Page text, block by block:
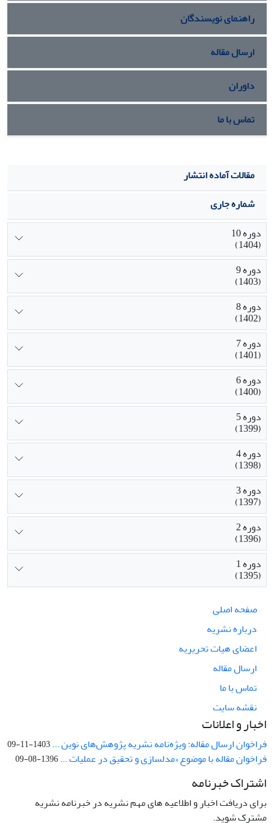
شود.
راهنمای نویسندگان
ارسال مقاله
داوران
تماس با ما
مقالات آماده انتشار
شماره جاری
دوره 10
(1404)
دوره 9
(1403)
دوره 8
(1402)
دوره 7
(1401)
دوره 6
(1400)
دوره 5
(1399)
دوره 4
(1398)
دوره 3
(1397)
دوره 2
(1396)
دوره 1
(1395)
صفحه اصلی
درباره نشریه
اعضای هیات تحریریه
ارسال مقاله
تماس با ما
نقشه سایت
اخبار و اعلانات
فراخوان ارسال مقاله: ویژه‌نامه نشریه پژوهش‌های نوین ...1403-11-09
فراخوان مقاله با موضوع «مدلسازی و تحقیق در عملیات ...1396-08-09
اشتراک خبرنامه
برای دریافت اخبار و اطلاعیه های مهم نشریه در خبرنامه نشریه
مشترک شوید.